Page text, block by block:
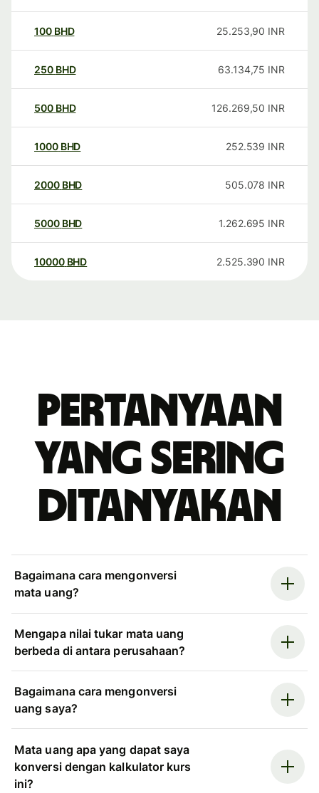
100 BHD 25.253,90 INR
250 BHD 63.134,75 INR
500 BHD 126.269,50 INR
1000 BHD 252.539 INR
2000 BHD 505.078 INR
5000 BHD 1.262.695 INR
10000 BHD 2.525.390 INR
Pertanyaan
yang sering
ditanyakan
Bagaimana cara mengonversi
mata uang?
Mengapa nilai tukar mata uang
berbeda di antara perusahaan?
Bagaimana cara mengonversi
uang saya?
Mata uang apa yang dapat saya
konversi dengan kalkulator kurs
ini?